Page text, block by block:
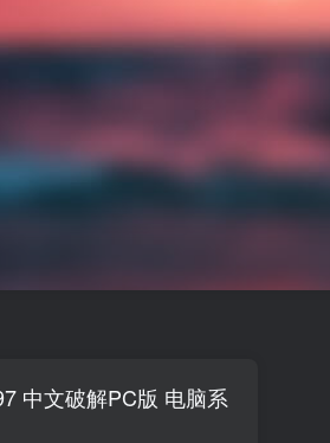
中文破解PC版 电脑系